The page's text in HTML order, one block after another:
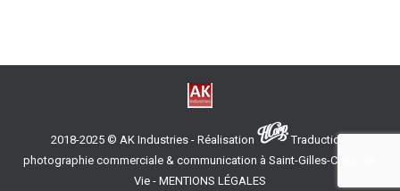
2018-2025 © AK Industries - Réalisation
Traduction,
photographie commerciale & communication à Saint-Gilles-Croix-de-
Vie - MENTIONS LÉGALES